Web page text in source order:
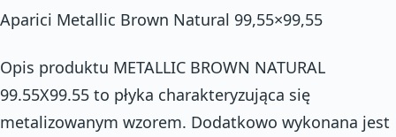
Aparici Metallic Brown Natural 99,55×99,55
Opis produktu METALLIC BROWN NATURAL
99.55X99.55 to płyka charakteryzująca się
metalizowanym wzorem. Dodatkowo wykonana jest